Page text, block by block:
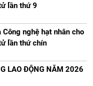
lần thứ 9
nghệ hạt nhân cho
lần thứ chín
LAO ĐỘNG NĂM 2026
ngữ của các ứng
2025
gia Hội đồng giáo sư
sư, phó giáo sư năm